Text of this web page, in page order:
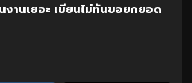
งานเยอะ เขียนไม่ทันขอยกยอด